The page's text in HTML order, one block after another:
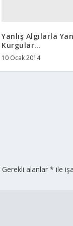
Yanlış Algılarla
Kurgular…
10 Ocak 2014
Gerekli alanlar* ile